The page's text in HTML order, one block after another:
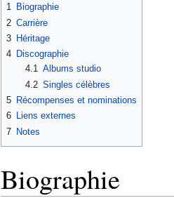
1 Biographie
2 Carrière
3 Héritage
4 Discographie
4.1 Albums studio
4.2 Singles célèbres
5 Récompenses et nominations
6 Liens externes
7 Notes
Biographie